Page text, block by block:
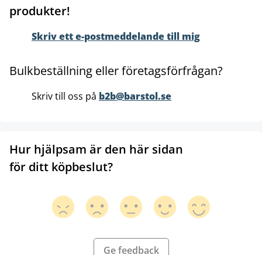
produkter!
Skriv ett e-postmeddelande till mig
Bulkbeställning eller företagsförfrågan?
Skriv till oss på b2b@barstol.se
Hur hjälpsam är den här sidan
för ditt köpbeslut?
Ge feedback